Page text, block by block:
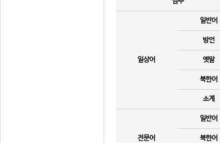
일상어
일반어
방언
옛말
북한어
소계
전문어
일반어
북한어